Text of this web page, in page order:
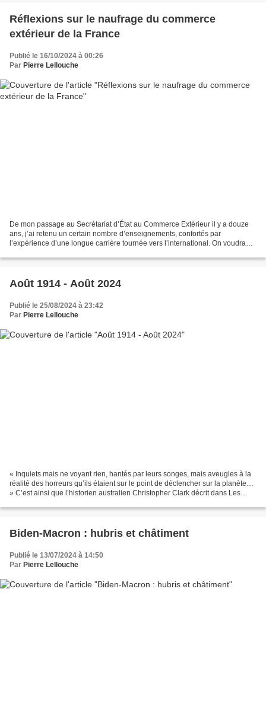
Réflexions sur le naufrage du commerce
extérieur de la France
Publié le 16/10/2024 à 00:26
Par Pierre Lellouche
De mon passage au Secrétariat d’État au Commerce Extérieur il y a douze
ans, j’ai retenu un certain nombre d’enseignements, confortés par
l’expérience d’une longue carrière tournée vers l’international. On voudra
Août 1914 - Août 2024
Publié le 25/08/2024 à 23:42
Par Pierre Lellouche
« Inquiets mais ne voyant rien, hantés par leurs songes, mais aveugles à la
réalité des horreurs qu’ils étaient sur le point de déclencher sur la planète…
» C’est ainsi que l’historien australien Christopher Clark décrit dans Les
Biden-Macron : hubris et châtiment
Publié le 13/07/2024 à 14:50
Par Pierre Lellouche